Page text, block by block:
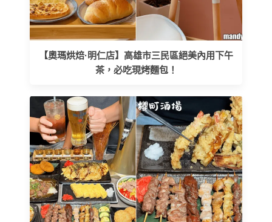
【奧瑪烘焙·明仁店】高雄市三民區絕美內用下午
茶，必吃現烤麵包！